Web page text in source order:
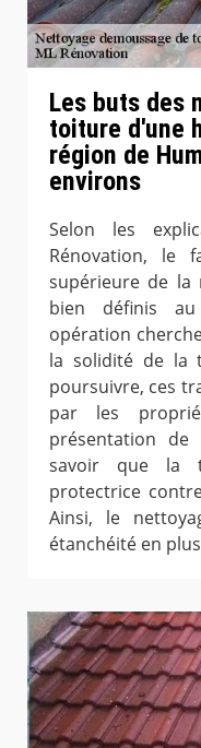
Les buts des
toiture d'une
région de
environs
Selon les
Rénovation, le
supérieure de la
bien définis
opération
la solidité de la
poursuivre, ces
par les
présentation
savoir que la
protectrice
Ainsi, le
étanchéité en